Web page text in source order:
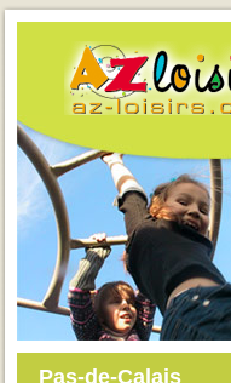
Pas-de-Calais